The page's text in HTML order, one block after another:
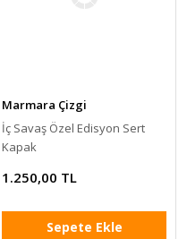
Marmara Çizgi
İç Savaş Özel Edisyon Sert
Kapak
1.250,00 TL
Sepete Ekle